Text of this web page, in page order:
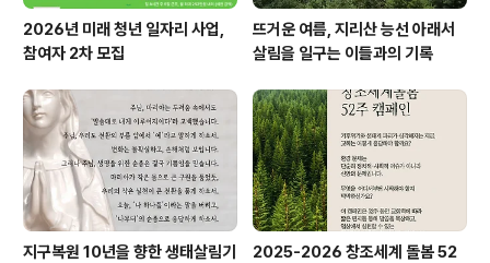
2026년 미래 청년 일자리 사업,
참여자 2차 모집
뜨거운 여름, 지리산 능선 아래서
살림을 일구는 이들과의 기록
지구복원 10년을 향한 생태살림기
2025-2026 창조세계 돌봄 52